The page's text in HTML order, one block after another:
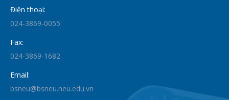
Điện thoại:
024-3869-0055
Fax:
024-3869-1682
Email:
bsneu@bsneu.neu.edu.vn